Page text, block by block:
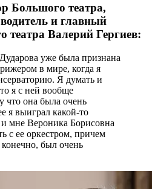
Большого театра,
и главный
театра Валерий Гергиев:
уже была признана
в мире, когда я
Я думать и
я с ней вообще
что она была очень
я выиграл какой-то
мне Вероника Борисовна
с ее оркестром, причем
был очень